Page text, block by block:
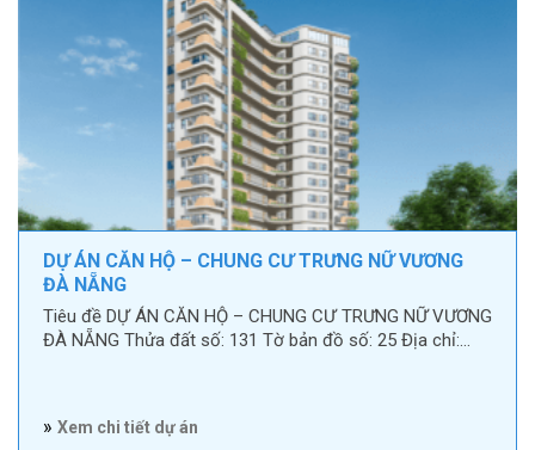
DỰ ÁN CĂN HỘ – CHUNG CƯ TRƯNG NỮ VƯƠNG
ĐÀ NẴNG
Tiêu đề DỰ ÁN CĂN HỘ – CHUNG CƯ TRƯNG NỮ VƯƠNG
ĐÀ NẴNG Thửa đất số: 131 Tờ bản đồ số: 25 Địa chỉ:…
» Xem chi tiết dự án